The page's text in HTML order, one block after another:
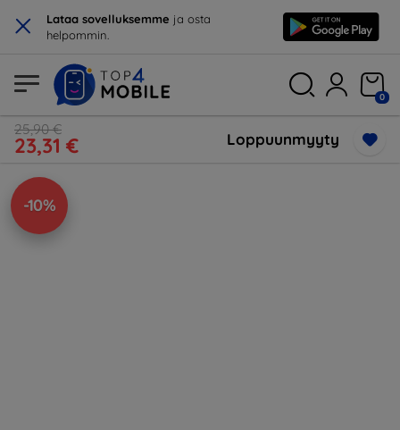
× Lataa sovelluksemme ja osta
helpommin.
0
25,90 €
23,31 € Loppuunmyyty
-10%